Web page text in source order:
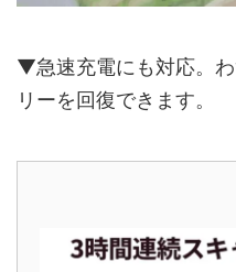
▼急速充電にも対応。
リーを回復できます。